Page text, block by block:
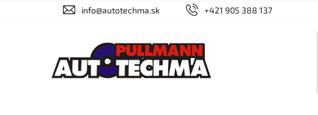
info@autotechma.sk +421 905 388 137